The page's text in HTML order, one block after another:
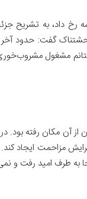
داد، به تشریح
گفت: حدود
مشغول
از آن مکان رفته
مزاحمت ایجاد
به طرف امید رفت و